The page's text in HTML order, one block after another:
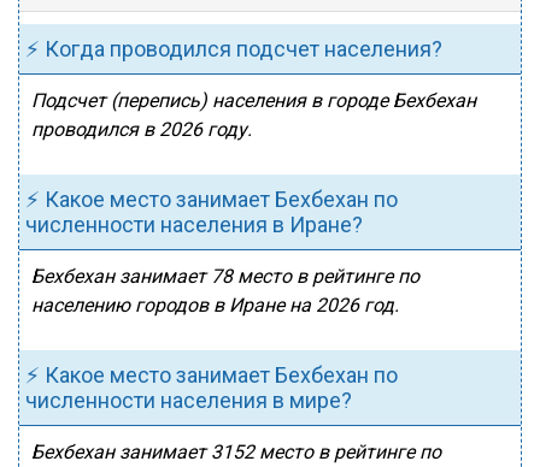
⚡ Когда проводился подсчет населения?
Подсчет (перепись) населения в городе Бехбехан
проводился в 2026 году.
⚡ Какое место занимает Бехбехан по
численности населения в Иране?
Бехбехан занимает 78 место в рейтинге по
населению городов в Иране на 2026 год.
⚡ Какое место занимает Бехбехан по
численности населения в мире?
Бехбехан занимает 3152 место в рейтинге по